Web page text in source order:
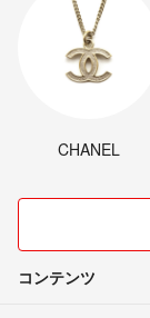
CHANEL
コンテンツ